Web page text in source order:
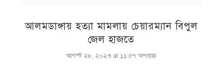
আলমডাঙ্গায় হত্যা মামলায় চেয়ারম্যান বিপুল
জেল হাজতে
আগস্ট ২৮, ২০২৩ at ১১:৫৭ অপরাহ্ণ